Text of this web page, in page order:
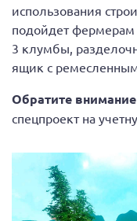
использования
подойдет фермерам
3 клумбы,
ящик с
Обратите внимание
спецпроект на